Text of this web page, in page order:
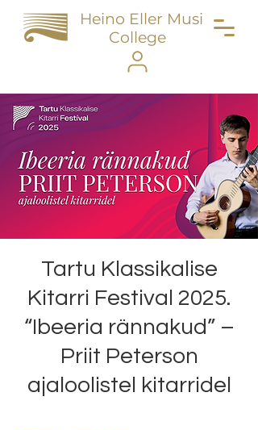
Heino Eller Music
College
Tartu Klassikalise
Kitarri Festival 2025.
“Ibeeria rännakud” –
Priit Peterson
ajaloolistel kitarridel